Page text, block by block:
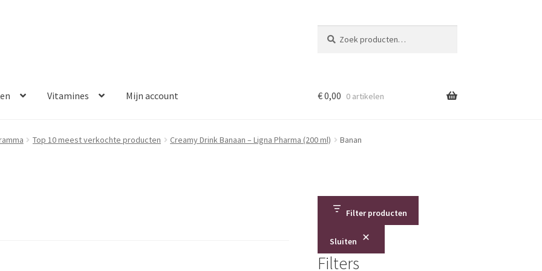
naar:
Vitamines Mijn account
Disclaimer Klantenservice My account Over ons
€0,00 0 artikelen
Top 10 meest verkochte producten Creamy Drink Banaan – Ligna Pharma (200 ml) Banan
Filter producten
Sluiten
Filters